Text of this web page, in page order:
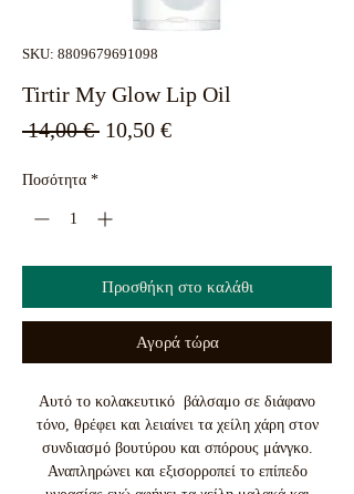
SKU: 8809679691098
Tirtir My Glow Lip Oil
14,00 € Κανονική
10,50 €Τιμή
Ποσότητα *
Προσθήκη στο καλάθι
Αγορά τώρα
Αυτό το κολακευτικό βάλσαμο σε διάφανο
τόνο, θρέφει και λειαίνει τα χείλη χάρη στον
συνδιασμό βουτύρου και σπόρους μάνγκο.
Αναπληρώνει και εξισορροπεί το επίπεδο